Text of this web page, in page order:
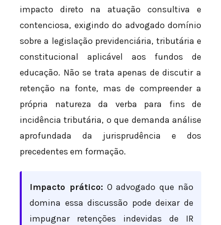
impacto direto na atuação consultiva e
contenciosa, exigindo do advogado domínio
sobre a legislação previdenciária, tributária e
constitucional aplicável aos fundos de
educação. Não se trata apenas de discutir a
retenção na fonte, mas de compreender a
própria natureza da verba para fins de
incidência tributária, o que demanda análise
aprofundada da jurisprudência e dos
precedentes em formação.
Impacto prático: O advogado que não
domina essa discussão pode deixar de
impugnar retenções indevidas de IR